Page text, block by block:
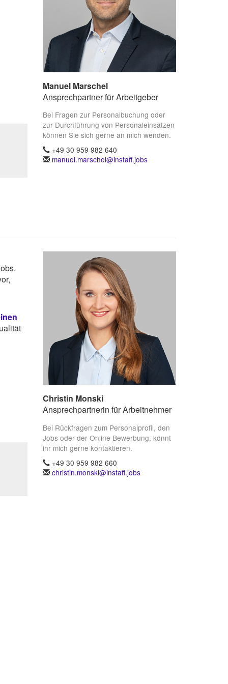
Manuel Marschel
Ansprechpartner für Arbeitgeber
Bei Fragen zur Personalbuchung oder
zur Durchführung von Personaleinsätzen
können Sie sich gerne an mich wenden.
+49 30 959 982 640
manuel.marschel@instaff.jobs
Christin Monski
Ansprechpartnerin für Arbeitnehmer
Bei Rückfragen zum Personalprofil, den
Jobs oder der Online Bewerbung, könnt
ihr mich gerne kontaktieren.
+49 30 959 982 660
christin.monski@instaff.jobs